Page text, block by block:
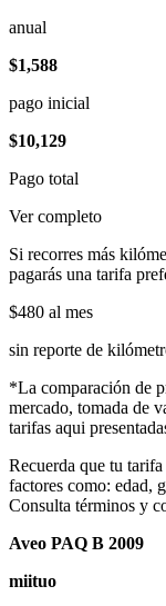
anual
$1,588
pago inicial
$10,129
Pago total
Ver completo
Si recorres más
pagarás una tarifa
$480 al mes
sin reporte de
*La comparación de
mercado, tomada de
tarifas aqui
Recuerda que tu
factores como: edad,
Consulta términos y
Aveo PAQ B 2009
miituo